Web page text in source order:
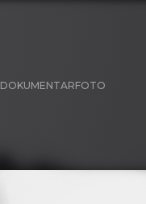
DOKUMENTARFOTO